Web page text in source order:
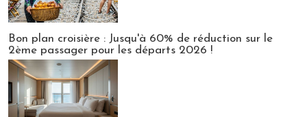
Bon plan croisière : Jusqu'à 60% de réduction sur le
2ème passager pour les départs 2026 !